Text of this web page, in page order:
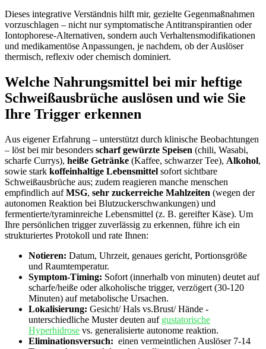
Dieses integrative Verständnis hilft mir, gezielte Gegenmaßnahmen
vorzuschlagen – nicht nur symptomatische ⁤Antitranspirantien oder
⁢Iontophorese-Alternativen, sondern auch Verhaltensmodifikationen
und​ medikamentöse Anpassungen, je nachdem, ob der Auslöser
thermisch, reflexiv ​oder chemisch dominiert.
Welche ‌Nahrungsmittel ​bei mir heftige
Schweißausbrüche⁣ auslösen und wie Sie
Ihre Trigger erkennen
Aus‍ eigener Erfahrung – unterstützt durch klinische Beobachtungen
– löst ‍bei​ mir‌ besonders scharf gewürzte Speisen (chili,⁣ Wasabi,
scharfe Currys),⁢ heiße Getränke (Kaffee, schwarzer​ Tee), Alkohol,
sowie⁣ stark koffeinhaltige Lebensmittel sofort‌ sichtbare
‍Schweißausbrüche⁣ aus; zudem ‍reagieren manche menschen
empfindlich aufMSG,⁤ sehr zuckerreiche Mahlzeiten (wegen der‍
autonomen Reaktion bei‌ Blutzuckerschwankungen) ⁢und
fermentierte/tyraminreiche ⁤Lebensmittel⁤ (z. B. gereifter Käse). Um
Ihre persönlichen trigger ‌zuverlässig zu erkennen, ⁤führe ich ein
strukturiertes Protokoll und ‌rate Ihnen:
Notieren: Datum, Uhrzeit, genaues gericht, Portionsgröße
und⁢ Raumtemperatur.
Symptom-Timing: Sofort (innerhalb‌ von ‌minuten) deutet auf
scharfe/heiße oder alkoholische ⁤trigger, verzögert⁣ (30-120
Minuten) auf metabolische Ursachen.
Lokalisierung: Gesicht/ Hals ‍vs.Brust/​ Hände ⁣-
‌unterschiedliche Muster ​deuten⁣ auf‍ gustatorische
Hyperhidrose ‌ vs. generalisierte ‍autonome reaktion.
Eliminationsversuch: ​ einen⁢ vermeintlichen Auslöser 7-14